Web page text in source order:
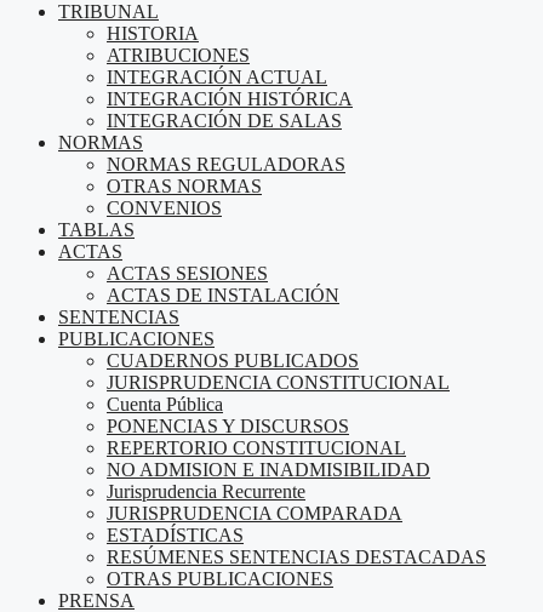
TRIBUNAL
HISTORIA
ATRIBUCIONES
INTEGRACIÓN ACTUAL
INTEGRACIÓN HISTÓRICA
INTEGRACIÓN DE SALAS
NORMAS
NORMAS REGULADORAS
OTRAS NORMAS
CONVENIOS
TABLAS
ACTAS
ACTAS SESIONES
ACTAS DE INSTALACIÓN
SENTENCIAS
PUBLICACIONES
CUADERNOS PUBLICADOS
JURISPRUDENCIA CONSTITUCIONAL
Cuenta Pública
PONENCIAS Y DISCURSOS
REPERTORIO CONSTITUCIONAL
NO ADMISION E INADMISIBILIDAD
Jurisprudencia Recurrente
JURISPRUDENCIA COMPARADA
ESTADÍSTICAS
RESÚMENES SENTENCIAS DESTACADAS
OTRAS PUBLICACIONES
PRENSA